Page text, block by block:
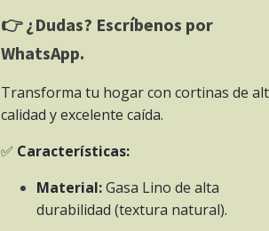
👉 ¿Dudas? Escríbenos por
WhatsApp.
Transforma tu hogar con cortinas de
calidad y excelente caída.
✅ Características:
Material:Gasa Lino de alta
durabilidad (textura natural).